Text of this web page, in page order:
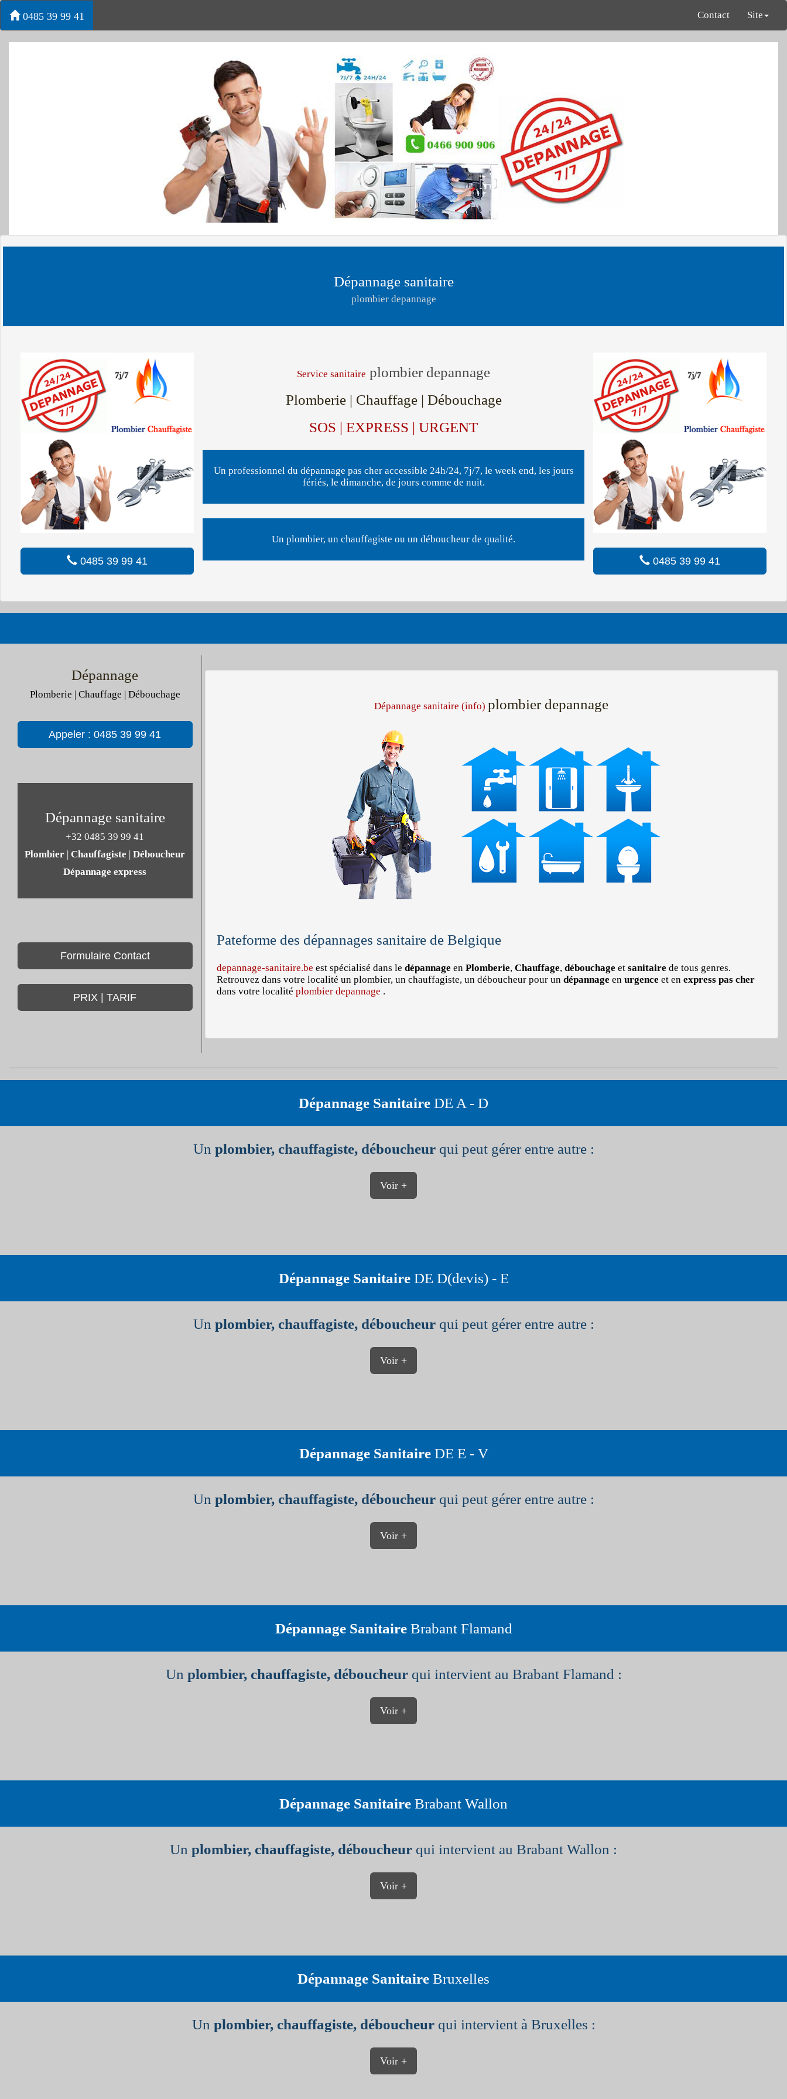
0485 39 99 41 Contact Site
Dépannage sanitaire
plombier depannage
0485 39 99 41
Service sanitaire plombier depannage
Plomberie | Chauffage | Débouchage
SOS | EXPRESS | URGENT
Un professionnel du dépannage pas cher accessible 24h/24, 7j/7, le week end, les jours
fériés, le dimanche, de jours comme de nuit.
Un plombier, un chauffagiste ou un déboucheur de qualité.
0485 39 99 41
Dépannage
Plomberie | Chauffage | Débouchage
Appeler : 0485 39 99 41
Dépannage sanitaire
+32 0485 39 99 41
Plombier |Chauffagiste |Déboucheur
Dépannage express
Formulaire Contact
PRIX | TARIF
Dépannage sanitaire (info)plombier depannage
Pateforme des dépannages sanitaire de Belgique
depannage-sanitaire.be est spécialisé dans le dépannage en Plomberie, Chauffage, débouchage et sanitaire de tous genres.
Retrouvez dans votre localité un plombier, un chauffagiste, un déboucheur pour un dépannage en urgence et en express pas cher
dans votre localité plombier depannage .
Dépannage Sanitaire DE A - D
Un plombier, chauffagiste, déboucheurqui peut gérer entre autre :
Voir +
Dépannage SanitaireDE D(devis) - E
Un plombier, chauffagiste, déboucheurqui peut gérer entre autre :
Voir +
Dépannage SanitaireDE E - V
Un plombier, chauffagiste, déboucheurqui peut gérer entre autre :
Voir +
Dépannage SanitaireBrabant Flamand
Un plombier, chauffagiste, déboucheurqui intervient au Brabant Flamand :
Voir +
Dépannage Sanitaire Brabant Wallon
Un plombier, chauffagiste, déboucheur qui intervient au Brabant Wallon :
Voir +
Dépannage Sanitaire Bruxelles
Un plombier, chauffagiste, déboucheurqui intervient à Bruxelles :
Voir +